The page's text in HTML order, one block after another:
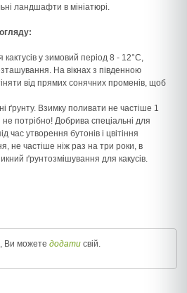
ландшафти в мініатюрі.
у зимовий період 8 - 12°C,
На вікнах з південною
від прямих сонячних променів, щоб
ґрунту. Взимку поливати не частіше 1
потрібно! Добрива спеціальні для
час утворення бутонів і цвітіння
не частіше ніж раз на три роки, в
ґрунтозмішування для какусів.
Ви можете додати свій.